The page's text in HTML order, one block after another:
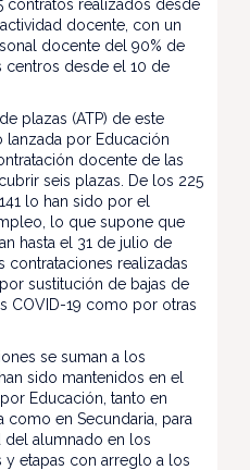
contratos realizados desde
docente, con un
docente del 90% de
centros desde el 10 de
plazas (ATP) de este
lanzada por Educación
docente de las
seis plazas. De los 225
lo han sido por el
lo que supone que
hasta el 31 de julio de
contrataciones realizadas
sustitución de bajas de
COVID-19 como por otras
se suman a los
sido mantenidos en el
Educación, tanto en
como en Secundaria, para
del alumnado en los
etapas con arreglo a los